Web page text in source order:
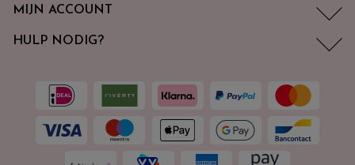
MIJN ACCOUNT
HULP NODIG?